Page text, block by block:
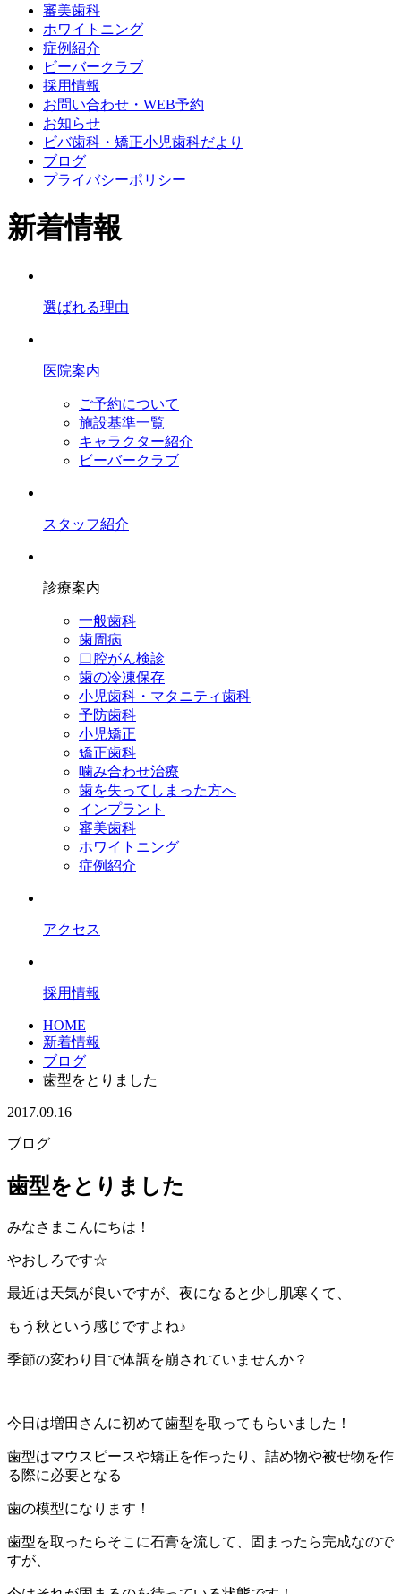
審美歯科
ホワイトニング
症例紹介
ビーバークラブ
採用情報
お問い合わせ・WEB予約
お知らせ
ビバ歯科・矯正小児歯科だより
ブログ
プライバシーポリシー
新着情報
選ばれる理由
医院案内
ご予約について
施設基準一覧
キャラクター紹介
ビーバークラブ
スタッフ紹介
診療案内
一般歯科
歯周病
口腔がん検診
歯の冷凍保存
小児歯科・マタニティ歯科
予防歯科
小児矯正
矯正歯科
噛み合わせ治療
歯を失ってしまった方へ
インプラント
審美歯科
ホワイトニング
症例紹介
アクセス
採用情報
HOME
新着情報
ブログ
歯型をとりました
2017.09.16
ブログ
歯型をとりました
みなさまこんにちは！
やおしろです☆
最近は天気が良いですが、夜になると少し肌寒くて、
もう秋という感じですよね♪
季節の変わり目で体調を崩されていませんか？
今日は増田さんに初めて歯型を取ってもらいました！
歯型はマウスピースや矯正を作ったり、詰め物や被せ物を作
る際に必要となる
歯の模型になります！
歯型を取ったらそこに石膏を流して、固まったら完成なので
すが、